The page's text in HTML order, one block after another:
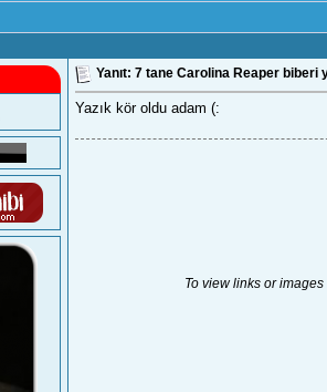
Yanıt: 7 tane Carolina Reaper biberi
Yazık kör oldu adam (:
To view links or